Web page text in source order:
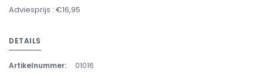
Adviesprijs : €16,95
DETAILS
Artikelnummer: 01016